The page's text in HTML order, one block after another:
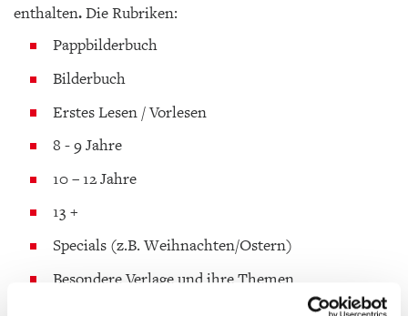
enthalten.Die Rubriken:
Pappbilderbuch
Bilderbuch
Erstes Lesen / Vorlesen
8 - 9 Jahre
10 – 12 Jahre
13 +
Specials (z.B. Weihnachten/Ostern)
Besondere Verlage und ihre Themen